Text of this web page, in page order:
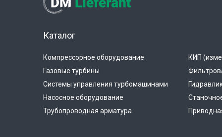
Каталог
Компрессорное оборудование
Газовые турбины
Системы управления турбомашинами
Насосное оборудование
Трубопроводная арматура
КИП